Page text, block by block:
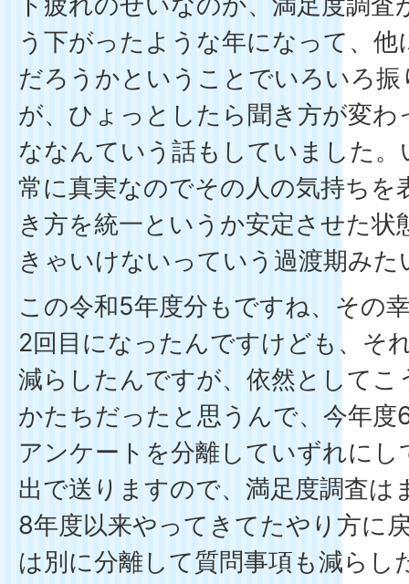
う下がったような年になって、
だろうかということでいろいろ
が、ひょっとしたら聞き方が変
ななんていう話もしていました
常に真実なのでその人の気持ちを
き方を統一というか安定させた
きゃいけないっていう過渡期みた
この令和5年度分もですね、その
2回目になったんですけども、そ
減らしたんですが、依然として
かたちだったと思うんで、今年
アンケートを分離していずれに
出で送りますので、満足度調査は
8年度以来やってきてたやり方に
は別に分離して質問事項も減らし